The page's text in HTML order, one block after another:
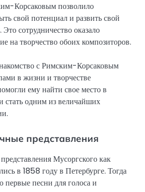
Корсаковым позволило
свой потенциал и развить свой
сотрудничество оказало
на творчество обоих композиторов.
с Римским-Корсаковым
в жизни и творчестве
ему найти свое место в
стать одним из величайших
представления
Мусоргского как
в 1858 году в Петербурге. Тогда
песни для голоса и